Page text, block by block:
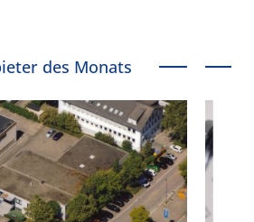
des Monats